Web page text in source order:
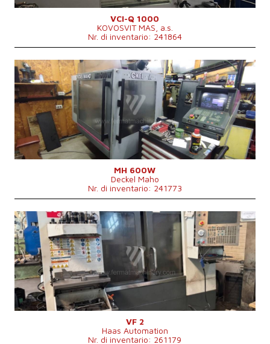
Numero di supporti trasversali
3
Sì
Cono per fissare mandrino
ISO 40 .
Dimensioni lungh. x largh. x alt.
3080 x 2700 x 2800 mm
Peso della macchina
5500 kg
VCI-Q 1000
KOVOSVIT MAS, a.s.
Nr. di inventario: 241864
Anno di fabbricazione:
0
Sistema di controllo
Sì
Sistema di controllo Heidenhain
TNC 425
Superficie di bloccaggio del bancomm
Spostamento asse X
600 mm
Spostamento asse Y
400 mm
Spostamento asse Z
400 mm
Giri del mandrino
0 - 6300 /min.
Numero di supporti trasversali
3
No
Cono per fissare mandrino
SK40 .
MH 600W
Deckel Maho
Nr. di inventario: 241773
Anno di fabbricazione:
2010
Sistema di controllo
Sistema di controllo Haas
Superficie di bloccaggio del banco
914x356 mm
Spostamento asse X
760 mm
Spostamento asse Y
400 mm
Spostamento asse Z
500 mm
Giri del mandrino
0 - 7000 /min.
Numero di supporti trasversali
4
Cono per fissare mandrino
SK 40 .
Massimo carico banco
680 kg
VF 2
Haas Automation
Nr. di inventario: 261179